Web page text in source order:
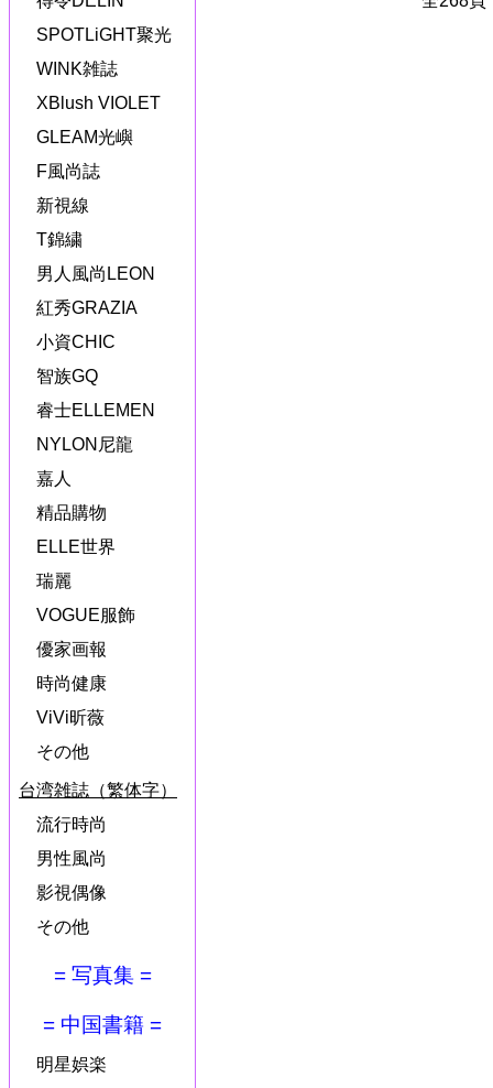
SPOTLiGHT聚光
WINK雑誌
XBlush VIOLET
GLEAM光嶼
F風尚誌
新視線
T錦繍
男人風尚LEON
紅秀GRAZIA
小資CHIC
智族GQ
睿士ELLEMEN
NYLON尼龍
嘉人
精品購物
ELLE世界
瑞麗
VOGUE服飾
優家画報
時尚健康
ViVi昕薇
その他
台湾雑誌（繁体字）
流行時尚
男性風尚
影視偶像
その他
= 写真集 =
= 中国書籍 =
明星娯楽